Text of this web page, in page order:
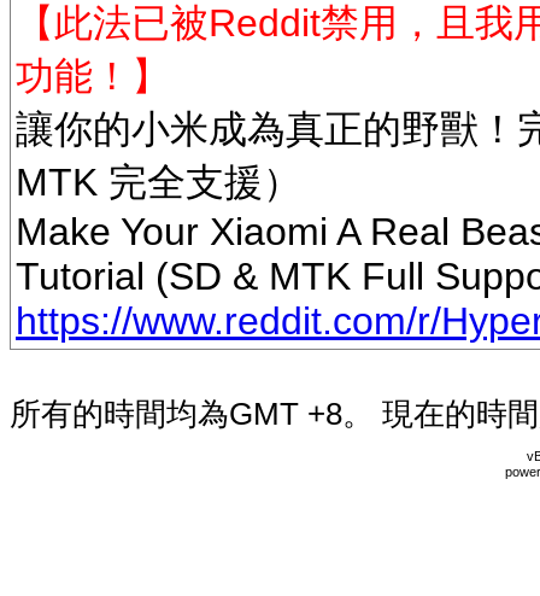
【此法已被Reddit禁用，且
功能！】
讓你的小米成為真正的野獸！
MTK 完全支援）
Make Your Xiaomi A Real
Tutorial (SD & MTK Full
https://www.reddit.com/r/
所有的時間均為GMT +8。 現在的時